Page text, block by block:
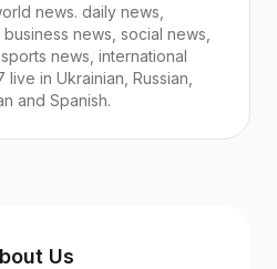
news. daily news,
news, social news,
news, international
in Ukrainian, Russian,
and Spanish.
Us